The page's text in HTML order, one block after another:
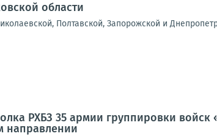
области
Полтавской, Запорожской и
РХБЗ 35 армии группировки
направлении